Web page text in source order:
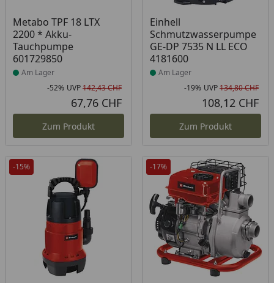
Metabo TPF 18 LTX
2200 * Akku-
Tauchpumpe
601729850
Produkt am Lager
Am Lager
Rabatt in Prozent
-52%
Ursprünglicher Preis
UVP142,43 CHF
67,76 CHF
Zum Produkt
Einhell
Schmutzwasserpumpe
GE-DP 7535 N LL ECO
4181600
Produkt am Lager
Am Lager
-19% UVP134,80 CHF
108,12 CHF
Zum Produkt
-15% -17%